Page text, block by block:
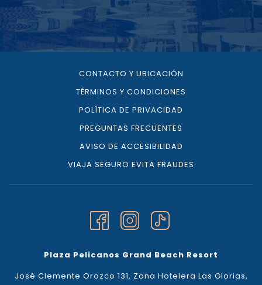
CONTACTO Y UBICACIÓN
TÉRMINOS Y CONDICIONES
POLÍTICA DE PRIVACIDAD
PREGUNTAS FRECUENTES
AVISO DE ACCESIBILIDAD
VIAJA SEGURO EVITA FRAUDES
Plaza Pelicanos Grand Beach Resort
José Clemente Orozco 131, Zona Hotelera Las Glorias,